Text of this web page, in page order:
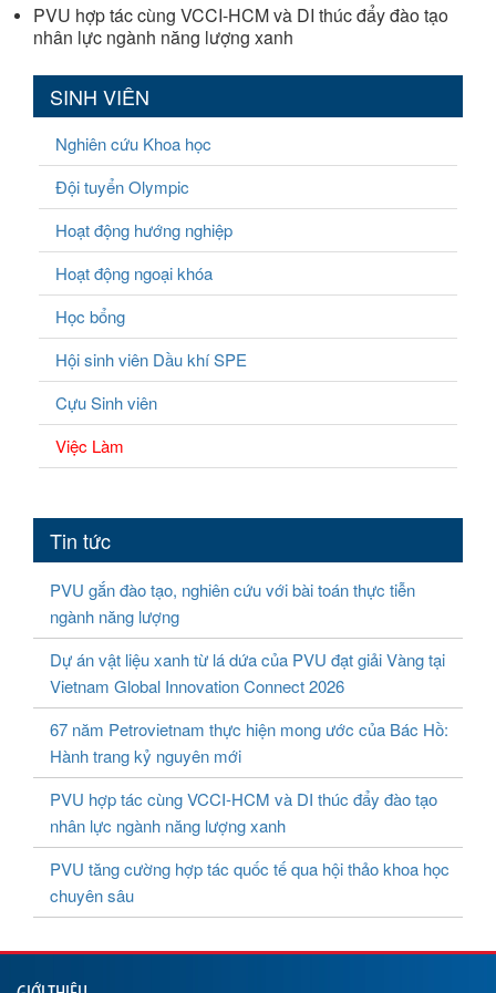
PVU hợp tác cùng VCCI-HCM và DI thúc đẩy đào tạo
nhân lực ngành năng lượng xanh
SINH VIÊN
Nghiên cứu Khoa học
Đội tuyển Olympic
Hoạt động hướng nghiệp
Hoạt động ngoại khóa
Học bổng
Hội sinh viên Dầu khí SPE
Cựu Sinh viên
Việc Làm
Tin tức
PVU gắn đào tạo, nghiên cứu với bài toán thực tiễn
ngành năng lượng
Dự án vật liệu xanh từ lá dứa của PVU đạt giải Vàng tại
Vietnam Global Innovation Connect 2026
67 năm Petrovietnam thực hiện mong ước của Bác Hồ:
Hành trang kỷ nguyên mới
PVU hợp tác cùng VCCI-HCM và DI thúc đẩy đào tạo
nhân lực ngành năng lượng xanh
PVU tăng cường hợp tác quốc tế qua hội thảo khoa học
chuyên sâu